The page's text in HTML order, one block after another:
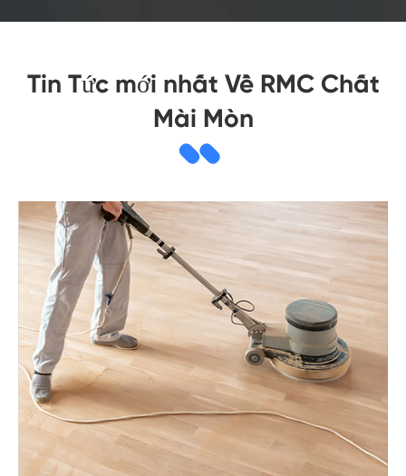
Tin Tức mới nhất Về RMC Chất
Mài Mòn